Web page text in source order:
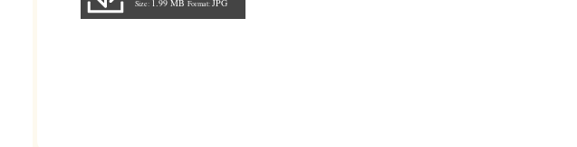
Size: 1.99 MB Format: JPG